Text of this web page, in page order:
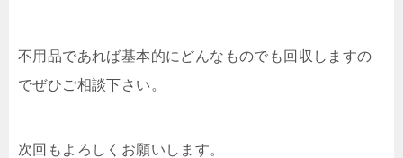
不用品であれば基本的にどんなものでも回収しますの
でぜひご相談下さい。
次回もよろしくお願いします。